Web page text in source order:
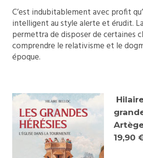
C’est indubitablement avec profit
intelligent au style alerte et érudit.
permettra de disposer de certaines
comprendre le relativisme et le
époque.
19,90